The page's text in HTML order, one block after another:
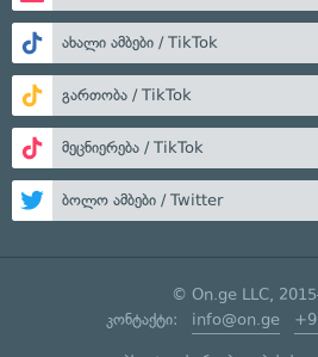
ახალი ამბები / TikTok
გართობა / TikTok
მეცნიერება / TikTok
ბოლო ამბები / Twitter
© On.ge LLC,
კონტაქტი: info@on.ge